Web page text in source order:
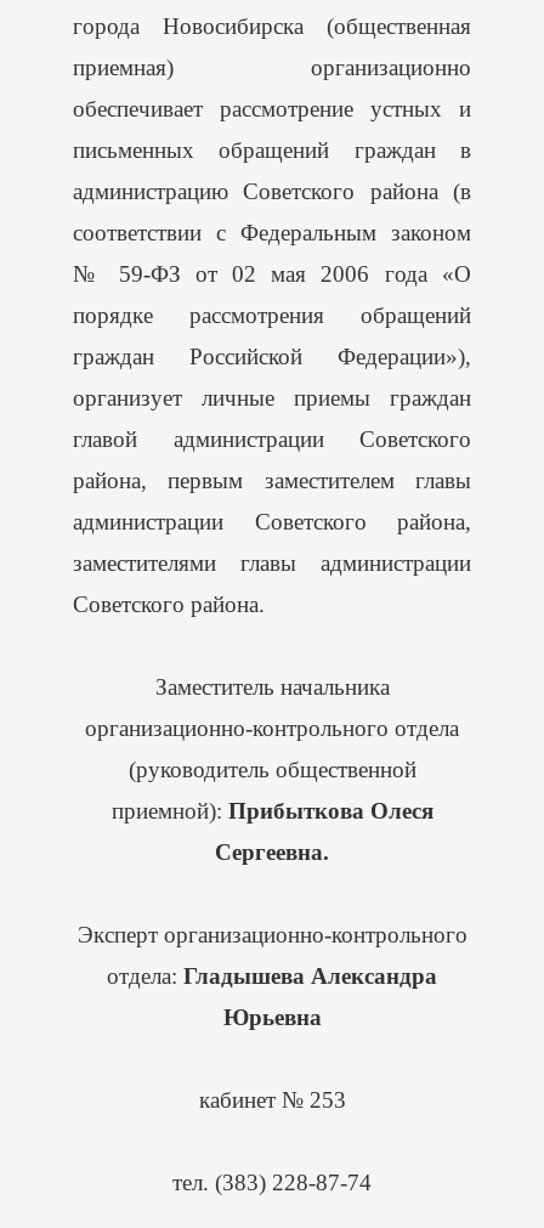
города Новосибирска (общественная
приемная) организационно
обеспечивает рассмотрение устных и
письменных обращений граждан в
администрацию Советского района (в
соответствии с Федеральным законом
№ 59-ФЗ от 02 мая 2006 года «О
порядке рассмотрения обращений
граждан Российской Федерации»),
организует личные приемы граждан
главой администрации Советского
района, первым заместителем главы
администрации Советского района,
заместителями главы администрации
Советского района.
Заместитель начальника
организационно-контрольного отдела
(руководитель общественной
приемной): Прибыткова Олеся
Сергеевна.
Эксперт организационно-контрольного
отдела: Гладышева Александра
Юрьевна
кабинет № 253
тел. (383) 228-87-74